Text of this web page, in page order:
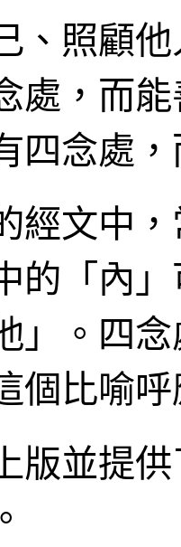
、照顧
處，而
四念處
經文中
的「內
」。四
個比喻
版並提